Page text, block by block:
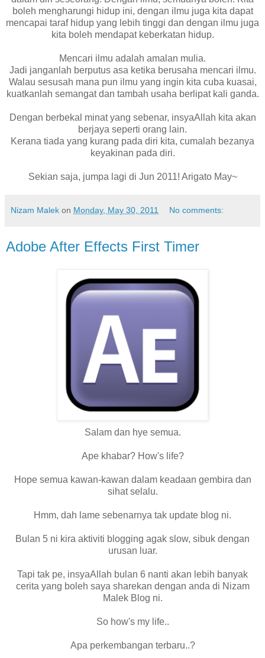
boleh mengharungi hidup ini, dengan ilmu juga kita dapat
mencapai taraf hidup yang lebih tinggi dan dengan ilmu juga
kita boleh mendapat keberkatan hidup.
Mencari ilmu adalah amalan mulia.
Jadi janganlah berputus asa ketika berusaha mencari ilmu.
Walau sesusah mana pun ilmu yang ingin kita cuba kuasai,
kuatkanlah semangat dan tambah usaha berlipat kali ganda.
Dengan berbekal minat yang sebenar, insyaAllah kita akan
berjaya seperti orang lain.
Kerana tiada yang kurang pada diri kita, cumalah bezanya
keyakinan pada diri.
Sekian saja, jumpa lagi di Jun 2011! Arigato May~
Nizam Malek on Monday, May 30, 2011 No comments:
Adobe After Effects First Timer
Salam dan hye semua.
Ape khabar? How's life?
Hope semua kawan-kawan dalam keadaan gembira dan
sihat selalu.
Hmm, dah lame sebenarnya tak update blog ni.
Bulan 5 ni kira aktiviti blogging agak slow, sibuk dengan
urusan luar.
Tapi tak pe, insyaAllah bulan 6 nanti akan lebih banyak
cerita yang boleh saya sharekan dengan anda di Nizam
Malek Blog ni.
So how's my life..
Apa perkembangan terbaru..?